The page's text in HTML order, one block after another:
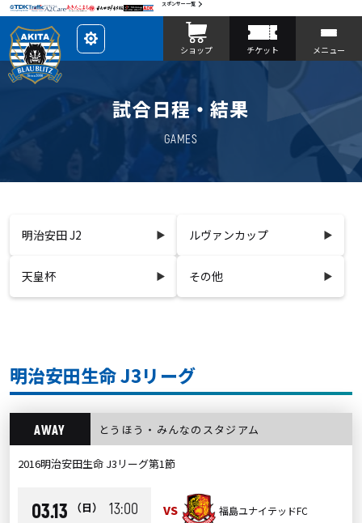
スポンサー一覧
レ
イ
ア
カ
ショップ チケット メニュー
試合日程・結果
GAMES
明治安田 J2 ルヴァンカップ
天皇杯 その他
明治安田生命 J3リーグ
AWAY とうほう・みんなのスタジアム
2016明治安田生命 J3リーグ第1節
03.13 （日） 13:00 VS 福島ユナイテッドFC